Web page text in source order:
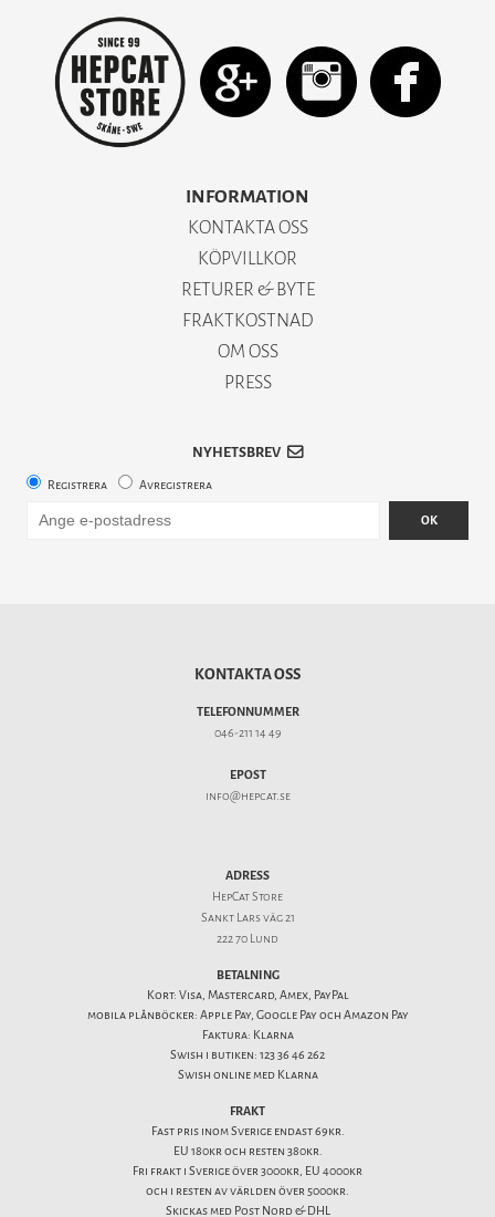
INFORMATION
KONTAKTA OSS
KÖPVILLKOR
RETURER & BYTE
FRAKTKOSTNAD
OM OSS
PRESS
NYHETSBREV
Registrera Avregistrera
OK
KONTAKTA OSS
TELEFONNUMMER
046-211 14 49
EPOST
info@hepcat.se
ADRESS
HepCat Store
Sankt Lars väg 21
222 70 Lund
BETALNING
Kort: Visa, Mastercard, Amex, PayPal
mobila plånböcker: Apple Pay, Google Pay och Amazon Pay
Faktura: Klarna
Swish i butiken: 123 36 46 262
Swish online med Klarna
FRAKT
Fast pris inom Sverige endast 69kr.
EU 180kr och resten 380kr.
Fri frakt i Sverige över 3000kr, EU 4000kr
och i resten av världen över 5000kr.
Skickas med Post Nord & DHL